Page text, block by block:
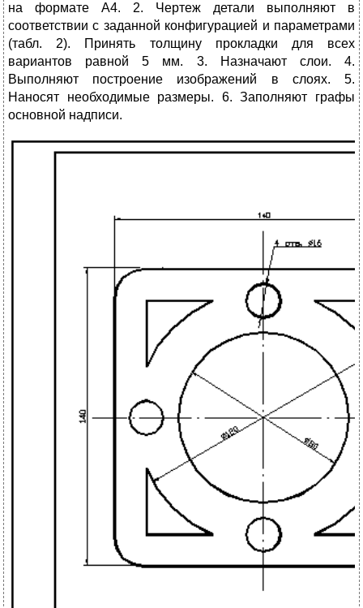
на формате А4. 2. Чертеж детали выполняют в
соответствии с заданной конфигурацией и параметрами
(табл. 2). Принять толщину прокладки для всех
вариантов равной 5 мм. 3. Назначают слои. 4.
Выполняют построение изображений в слоях. 5.
Наносят необходимые размеры. 6. Заполняют графы
основной надписи.